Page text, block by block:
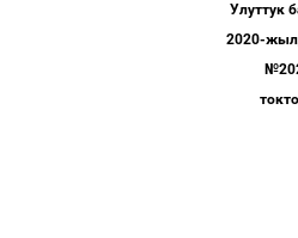
Улуттук
2020-